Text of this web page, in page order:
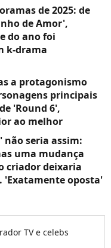
de 2025: de
de Amor',
do ano foi
k-drama
a protagonismo
principais
'Round 6',
ao melhor
não seria assim:
uma mudança
criador deixaria
'Exatamente oposta'
TV e celebs